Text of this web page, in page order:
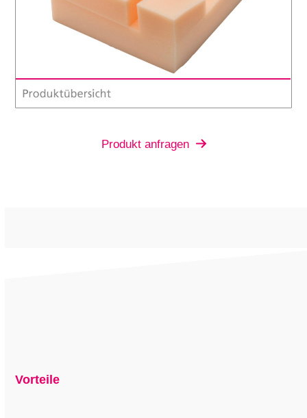
Produkt anfragen
Vorteile